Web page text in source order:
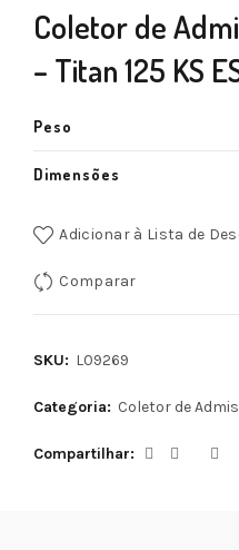
Coletor de
– Titan 125 KS
Peso
Dimensões
Adicionar à Lista de
Comparar
SKU: L09269
Categoria: Coletor de
Compartilhar